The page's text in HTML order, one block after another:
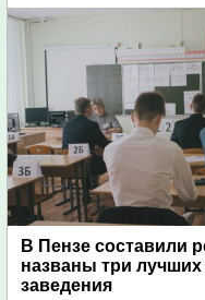
В Пензе составили
названы три
заведения